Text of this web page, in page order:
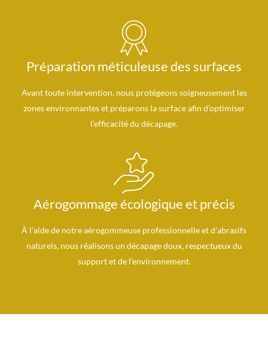
Préparation méticuleuse des surfaces
Avant toute intervention, nous protégeons soigneusement les
zones environnantes et préparons la surface afin d’optimiser
l’efficacité du décapage.
Aérogommage écologique et précis
À l’aide de notre aérogommeuse professionnelle et d’abrasifs
naturels, nous réalisons un décapage doux, respectueux du
support et de l’environnement.